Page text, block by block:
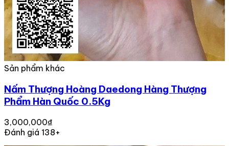
Sản phẩm khác
Nấm Thượng Hoàng Daedong Hàng Thượng
Phẩm Hàn Quốc 0.5Kg
3,000,000₫
Đánh giá 138+